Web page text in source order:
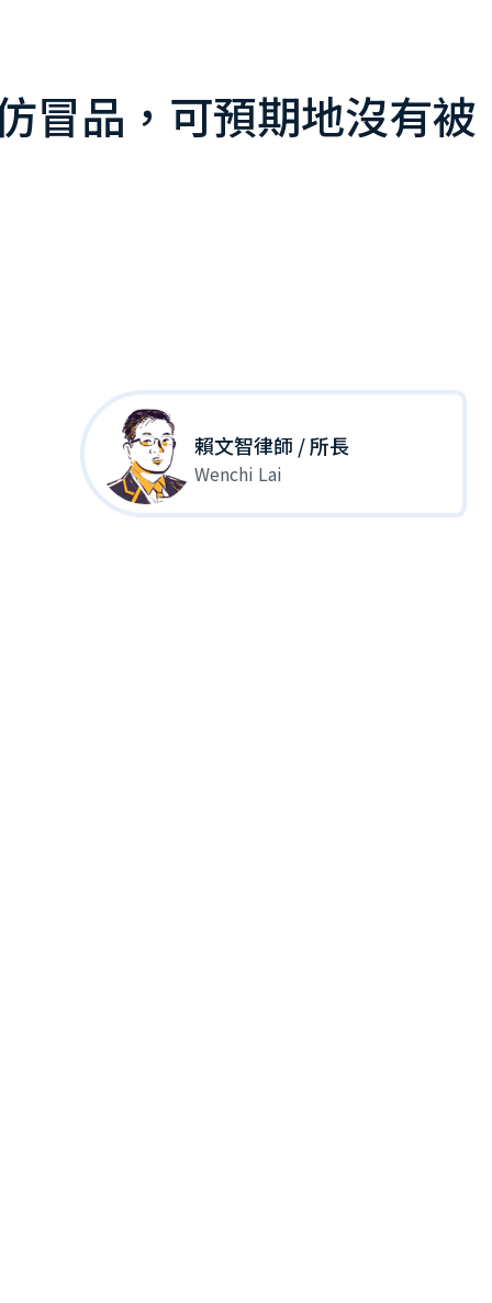
冒品，可預期地沒有被
賴文智律師 / 所長
Wenchi Lai